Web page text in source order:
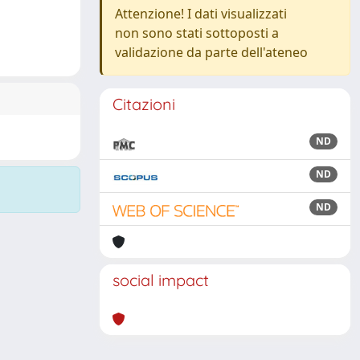
Attenzione! I dati visualizzati
non sono stati sottoposti a
validazione da parte dell'ateneo
Citazioni
ND
ND
ND
social impact